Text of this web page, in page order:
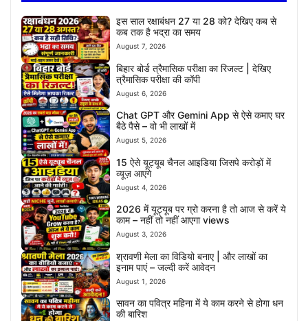
इस साल रक्षाबंधन 27 या 28 को? देखिए कब से
कब तक है भद्रा का समय
August 7, 2026
बिहार बोर्ड त्रैमासिक परीक्षा का रिजल्ट | देखिए
त्रैमासिक परीक्षा की कॉपी
August 6, 2026
Chat GPT और Gemini App से ऐसे कमाए घर
बैठे पैसे – वो भी लाखों में
August 5, 2026
15 ऐसे यूट्यूब चैनल आइडिया जिसपे करोड़ों में
व्यूज़ आएंगे
August 4, 2026
2026 में यूट्यूब पर ग्रो करना है तो आज से करें ये
काम – नहीं तो नहीं आएगा views
August 3, 2026
श्रावणी मेला का विडियो बनाए | और लाखों का
इनाम पाएं – जल्दी करें आवेदन
August 1, 2026
सावन का पवित्र महिना में ये काम करने से होगा धन
की बारिश